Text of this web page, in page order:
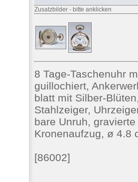
Zusatzbilder - bitte anklicken
8 Tage-Taschenuhr
guillochiert,
blatt mit Silber-
Stahlzeiger,
bare Unruh,
Kronenaufzug, ø 4.8
[86002]